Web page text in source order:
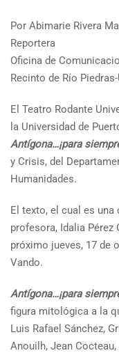
Por Abimarie Rivera
Reportera
Oficina de
Recinto de Río Piedras-
El Teatro Rodante
la Universidad de
Antígona…¡para
y Crisis, del
Humanidades.
El texto, el cual es
profesora, Idalia Pérez
próximo jueves, 17 de
Vando.
Antígona…¡para
figura mitológica a la
Luis Rafael Sánchez,
Anouilh, Jean